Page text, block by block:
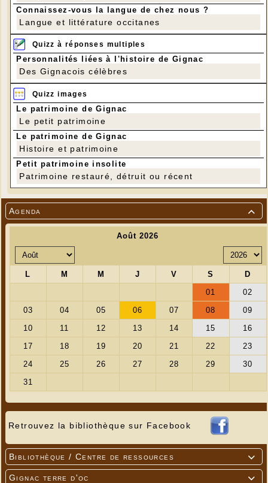

Agenda
Retrouvez la bibliothèque sur Facebook

Bibliothèque / Centre de ressources

Gignac terre d'oc
Connaissez-vous la langue de chez nous ?
Langue et littérature occitanes
Quizz à réponses multiples
Personnalités liées à l'histoire de Gignac
Des Gignacois célèbres
Quizz images
Le patrimoine de Gignac
Le petit patrimoine
Le patrimoine de Gignac
Histoire et patrimoine
Petit patrimoine insolite
Patrimoine restauré, détruit ou récent